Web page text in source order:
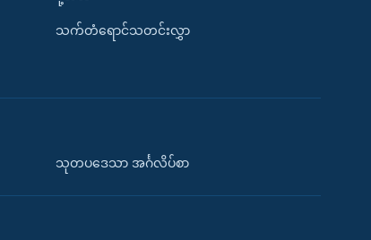
သက်တံရောင်သတင်းလွှာ
သုတပဒေသာ အင်္ဂလိပ်စာ